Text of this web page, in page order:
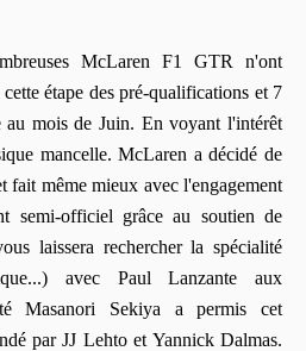
McLaren F1 GTR n'ont
étape des pré-qualifications et 7
au mois de Juin. En voyant l'intérêt
mancelle. McLaren a décidé de
fait même mieux avec l'engagement
semi-officiel grâce au soutien de
laissera rechercher la spécialité
avec Paul Lanzante aux
Masanori Sekiya a permis cet
par JJ Lehto et Yannick Dalmas.